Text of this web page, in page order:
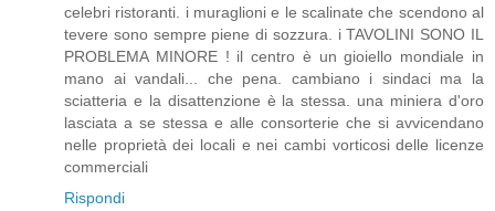
celebri ristoranti. i muraglioni e le scalinate che scendono al
tevere sono sempre piene di sozzura. i TAVOLINI SONO IL
PROBLEMA MINORE ! il centro è un gioiello mondiale in
mano ai vandali... che pena. cambiano i sindaci ma la
sciatteria e la disattenzione è la stessa. una miniera d'oro
lasciata a se stessa e alle consorterie che si avvicendano
nelle proprietà dei locali e nei cambi vorticosi delle licenze
commerciali
Rispondi